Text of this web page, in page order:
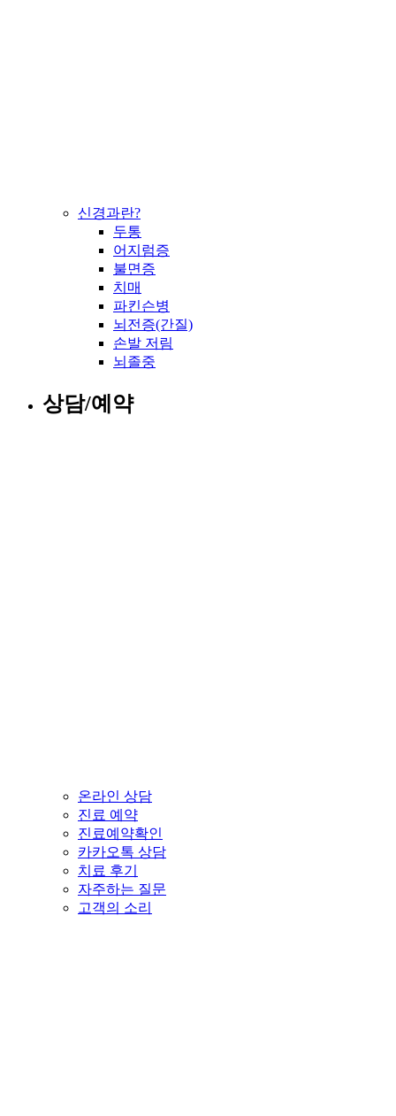
신경과란?
두통
어지럼증
불면증
치매
파킨슨병
뇌전증(간질)
손발 저림
뇌졸중
상담/예약
온라인 상담
진료 예약
진료예약확인
카카오톡 상담
치료 후기
자주하는 질문
고객의 소리